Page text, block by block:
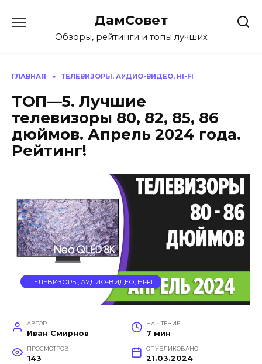
содержанию
ДамСовет
Обзоры, рейтинги и топы лучших
ГЛАВНАЯ » ТЕЛЕВИЗОРЫ, АУДИО-ВИДЕО, HI-FI
ТОП—5. Лучшие
телевизоры 80, 82, 85, 86
дюймов. Апрель 2024 года.
Рейтинг!
ТЕЛЕВИЗОРЫ, АУДИО-ВИДЕО, HI-FI
АВТОР
Иван Смирнов
НА ЧТЕНИЕ
7 мин
ПРОСМОТРОВ
143
ОПУБЛИКОВАНО
21.03.2024